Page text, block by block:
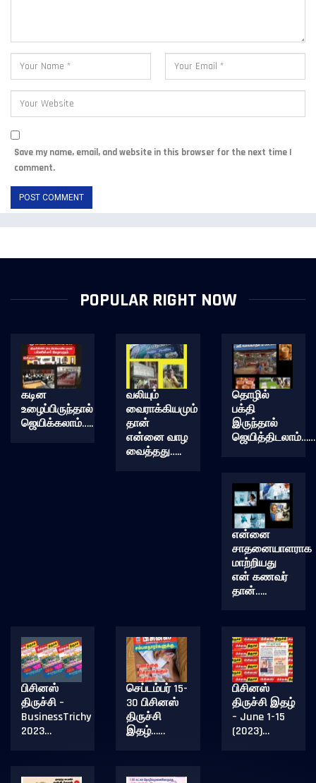
Save my name, email, and website in this browser for the next time I
comment.
POPULAR RIGHT NOW
கடின
உழைப்பிருந்தால்
ஜெயிக்கலாம்…..
வலியும்
வைராக்கியமும்
தான்
என்னை வாழ
வைத்தது…..
தொழில்
பக்தி
இருந்தால்
என்னை
சாதனையாளராக
மாற்றியது
என் கணவர்
தான்…..
பிசினஸ்
திருச்சி –
BusinessTrichy
2023…
செப்டம்பர் 15-
30 பிசினஸ்
திருச்சி
இதழ்……
பிசினஸ்
திருச்சி இதழ்
– June 1-15
(2023)…